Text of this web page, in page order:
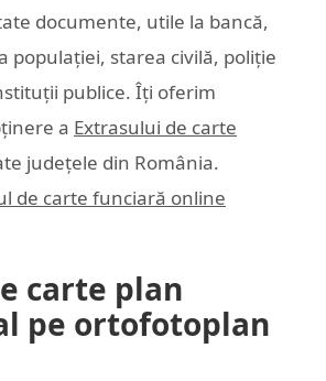
documente, utile la bancă,
populației, starea civilă, poliție
publice. Îți oferim
a Extrasului de carte
județele din România.
de carte funciară online
carte plan
pe ortofotoplan